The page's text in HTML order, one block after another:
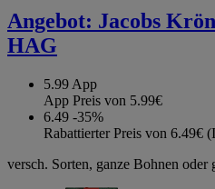
Angebot: Jacobs
HAG
5.99 App
App Preis von 5.99€
6.49 -35%
Rabattierter Preis von 6.49€
versch. Sorten, ganze Bohnen oder